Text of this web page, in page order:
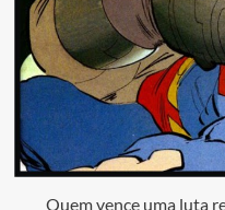
Quem vence uma luta